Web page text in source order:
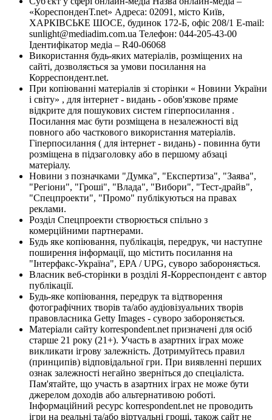
«КореспонденТ.net» Адреса: 02091, місто Київ,
ХАРКІВСЬКЕ ШОСЕ, будинок 172-Б, офіс 208/1 E-mail:
sunlight@mediadim.com.ua Телефон: 044-205-43-00
Ідентифікатор медіа – R40-06068
Використання будь-яких матеріалів, розміщених на
сайті, дозволяється за умови посилання на
Корреспондент.net.
При копіюванні матеріалів зі сторінки « Новини України
і світу» , для інтернет - видань - обов'язкове пряме
відкрите для пошукових систем гіперпосилання .
Посилання має бути розміщена в незалежності від
повного або часткового використання матеріалів.
Гіперпосилання ( для інтернет - видань) - повинна бути
розміщена в підзаголовку або в першому абзаці
матеріалу.
Новини з позначками "Думка", "Експертиза", "Заява",
"Регіони", "Гроші", "Влада", "Вибори", "Тест-драйв",
"Спецпроекти", "Промо" публікуються на правах
реклами.
Розділ Спецпроекти створюється спільно з
комерційними партнерами.
Будь яке копіювання, публікація, передрук, чи наступне
поширення інформації, що містить посилання на
"Інтерфакс-Україна", EPA / UPG, суворо забороняється.
Власник веб-сторінки в розділі Я-Корреспондент є автор
публікації.
Будь-яке копіювання, передрук та відтворення
фотографічних творів та/або аудіовізуальних творів
правовласника Getty Images - суворо забороняється.
Матеріали сайту korrespondent.net призначені для осіб
старше 21 року (21+). Участь в азартних іграх може
викликати ігрову залежність. Дотримуйтесь правил
(принципів) відповідальної гри. При виявленні перших
ознак залежності негайно зверніться до спеціаліста.
Пам'ятайте, що участь в азартних іграх не може бути
джерелом доходів або альтернативою роботі.
Інформаційний ресурс korrespondent.net не проводить
ігри на реальні та/або віртуальні гроші, також сайт не